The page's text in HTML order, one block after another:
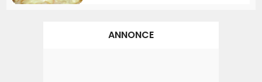
ANNONCE